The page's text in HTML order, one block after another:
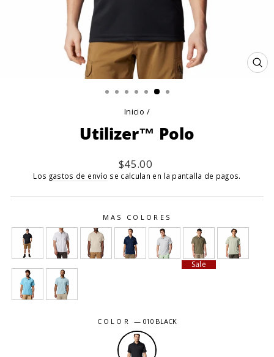
Inicio /
Utilizer™ Polo
Precio
habitual
$45.00
Los gastos de envío se calculan en la pantalla de pagos.
MAS COLORES
Sale
COLOR— 010 BLACK